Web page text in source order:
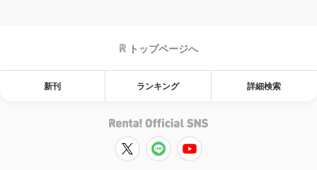
トップページへ
新刊 ランキング 詳細検索